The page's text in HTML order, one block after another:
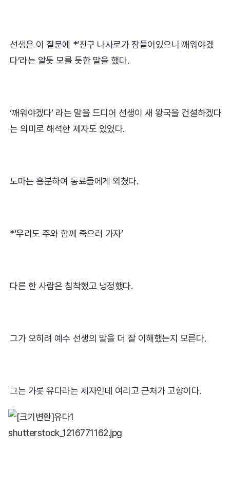
선생은 이 질문에 *‘친구 나사로가 잠들어있으니 깨워야겠
다’라는 알듯 모를 듯한 말을 했다.
‘깨워야겠다’ 라는 말을 드디어 선생이 새 왕국을 건설하겠다
는 의미로 해석한 제자도 있었다.
도마는 흥분하여 동료들에게 외쳤다.
*‘우리도 주와 함께 죽으러 가자’
다른 한 사람은 침착했고 냉정했다.
그가 오히려 예수 선생의 말을 더 잘 이해했는지 모른다.
그는 가롯 유다라는 제자인데 여리고 근처가 고향이다.